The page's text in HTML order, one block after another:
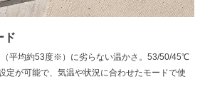
ド
（平均約53度※）に劣らない温かさ。53/50/45℃
定が可能で、気温や状況に合わせたモードで使